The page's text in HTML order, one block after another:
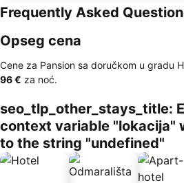
Frequently Asked
Opseg cena
Cene za Pansion sa doručkom u gradu
‎96 € za noć.
seo_tlp_other_stays_title:
context variable "lokacija"
to the string "undefined"